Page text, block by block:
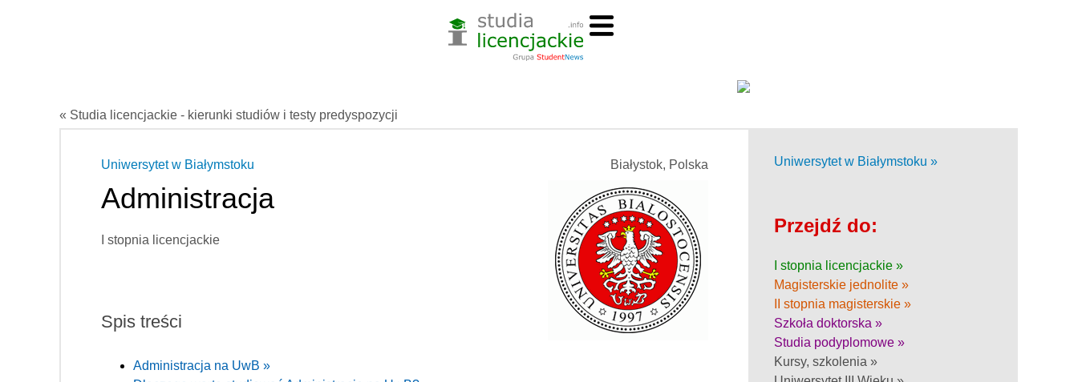
« Studia licencjackie - kierunki studiów i testy predyspozycji
Białystok, Polska
Uniwersytet w Białymstoku
Administracja
I stopnia licencjackie
Spis treści
Administracja na UwB »
Uniwersytet w Białymstoku »
Przejdź do:
I stopnia licencjackie »
Magisterskie jednolite »
II stopnia magisterskie »
Szkoła doktorska »
Studia podyplomowe »
Kursy, szkolenia »